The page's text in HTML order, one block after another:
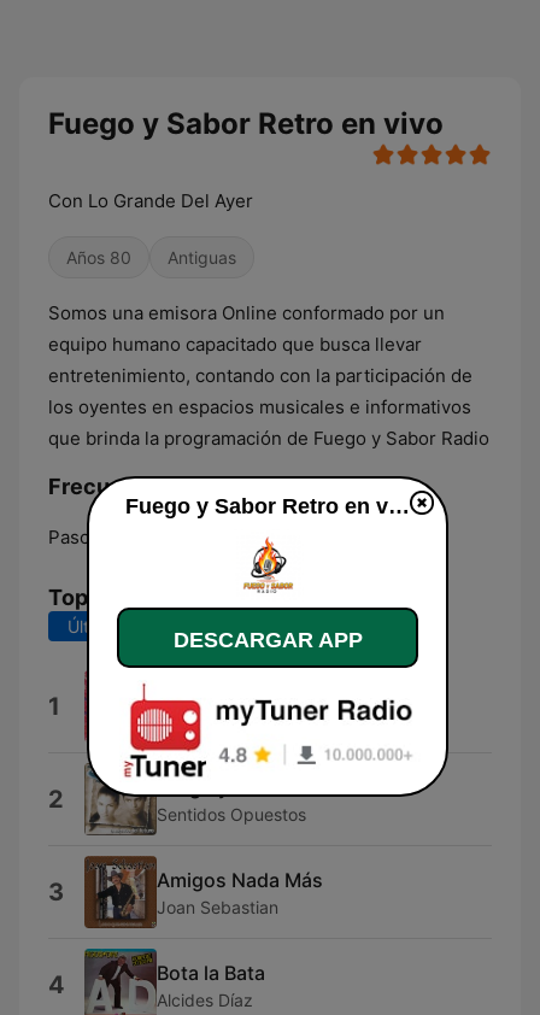
Fuego y Sabor Retro en vivo
Con Lo Grande Del Ayer
Años 80 Antiguas
Somos una emisora Online conformado por un
equipo humano capacitado que busca llevar
entretenimiento, contando con la participación de
los oyentes en espacios musicales e informativos
que brinda la programación de Fuego y Sabor Radio
Frecuencias Fuego y Sabor Retro:
Pasca:
Top Canciones
Últimos 7 días
1 Fuego
2 Sentidos Opuestos
3 Amigos Nada Más
Joan Sebastian
4 Bota la Bata
Alcides Díaz
Fuego y Sabor Retro en vivo
DESCARGAR APP